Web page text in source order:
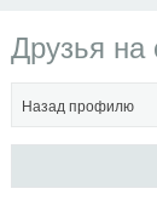
Марина -
Друзья на
Назад профилю